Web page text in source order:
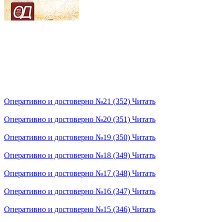
Оперативно и достоверно №21 (352) Читать
Оперативно и достоверно №20 (351) Читать
Оперативно и достоверно №19 (350) Читать
Оперативно и достоверно №18 (349) Читать
Оперативно и достоверно №17 (348) Читать
Оперативно и достоверно №16 (347) Читать
Оперативно и достоверно №15 (346) Читать